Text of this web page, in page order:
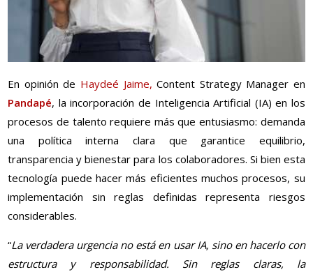
En opinión de Haydeé Jaime, Content Strategy Manager en
Pandapé, la incorporación de Inteligencia Artificial (IA) en los
procesos de talento requiere más que entusiasmo: demanda
una política interna clara que garantice equilibrio,
transparencia y bienestar para los colaboradores. Si bien esta
tecnología puede hacer más eficientes muchos procesos, su
implementación sin reglas definidas representa riesgos
considerables.
“La verdadera urgencia no está en usar IA, sino en hacerlo con
estructura y responsabilidad. Sin reglas claras, la